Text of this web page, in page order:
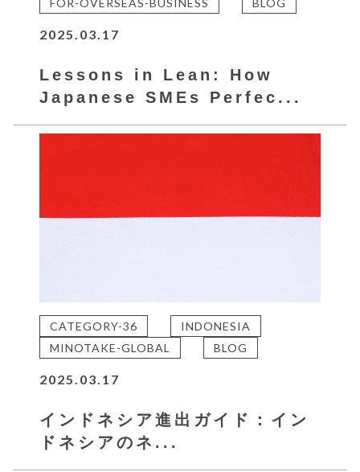
2025.03.17
Lessons in Lean: How
Japanese SMEs Perfec...
CATEGORY-36
INDONESIA
MINOTAKE-GLOBAL
BLOG
2025.03.17
インドネシア進出ガイド：イン
ドネシアのネ...